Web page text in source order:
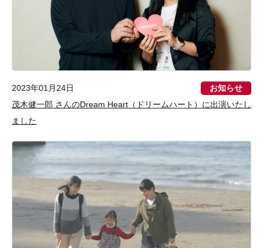
2023年01月24日
お知らせ
茂木健一郎 さんのDream Heart（ドリームハート）に出演いたし
ました